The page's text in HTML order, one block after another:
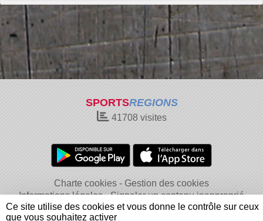
SPORTSREGIONS
41708visites
Charte cookies
Gestion des cookies
Informations légales
Signaler un contenu inapproprié
Ce site utilise des cookies et vous donne le contrôle sur ceux
que vous souhaitez activer